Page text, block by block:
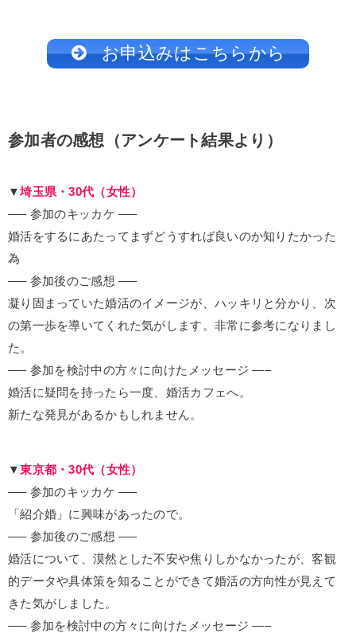
お申込みはこちらから
参加者の感想（アンケート結果より）
▼埼玉県・30代（女性）
—– 参加のキッカケ —–
婚活をするにあたってまずどうすれば良いのか知りたかった
為
—– 参加後のご感想 —–
凝り固まっていた婚活のイメージが、ハッキリと分かり、次
の第一歩を導いてくれた気がします。非常に参考になりまし
た。
—– 参加を検討中の方々に向けたメッセージ —–
婚活に疑問を持ったら一度、婚活カフェへ。
新たな発見があるかもしれません。
▼東京都・30代（女性）
—– 参加のキッカケ —–
「紹介婚」に興味があったので。
—– 参加後のご感想 —–
婚活について、漠然とした不安や焦りしかなかったが、客観
的データや具体策を知ることができて婚活の方向性が見えて
きた気がしました。
—– 参加を検討中の方々に向けたメッセージ —–